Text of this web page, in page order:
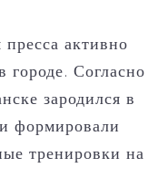
активно
городе. Согласно
зародился в
формировали
тренировки на